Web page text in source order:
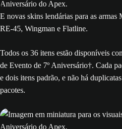
E novas skins lendárias para as
RE-45, Wingman e Flatline.
Todos os 36 itens estão disponíveis
de Evento de 7º Aniversário†. Cada
e dois itens padrão, e não há
pacotes.